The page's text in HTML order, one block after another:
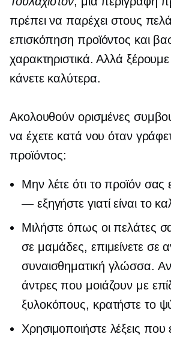
πρέπει να παρέχει στους
επισκόπηση προϊόντος και
χαρακτηριστικά. Αλλά ξέρουμε
κάνετε καλύτερα.
Ακολουθούν ορισμένες
να έχετε κατά νου όταν
προϊόντος:
Μην λέτε ότι το προϊόν σας
— εξηγήστε γιατί είναι το
Μιλήστε όπως οι πελάτες
σε μαμάδες, επιμείνετε σε
συναισθηματική γλώσσα.
άντρες που μοιάζουν με
ξυλοκόπους, κρατήστε το
Χρησιμοποιήστε λέξεις που